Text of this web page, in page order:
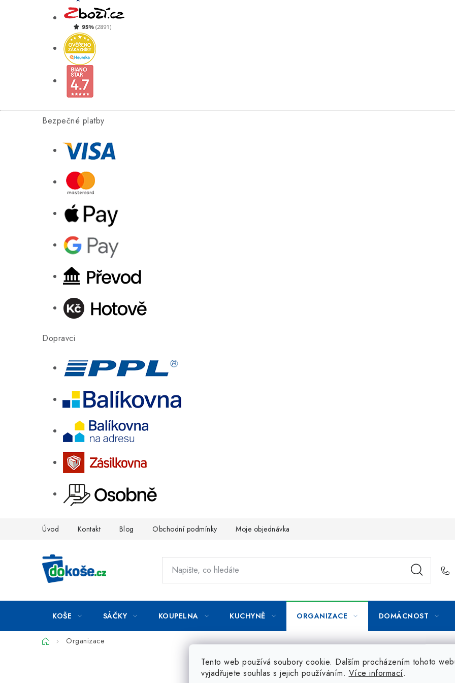
Bezpečné platby
Dopravci
Tento web používá soubory cookie. Dalším procházením tohoto
vyjadřujete souhlas s jejich používáním. Více informací.
Úvod Kontakt Blog Obchodní podmínky Moje objednávka
KOŠE SÁČKY KOUPELNA KUCHYNĚ ORGANIZACE DOMÁCNOST
DomůOrganizace